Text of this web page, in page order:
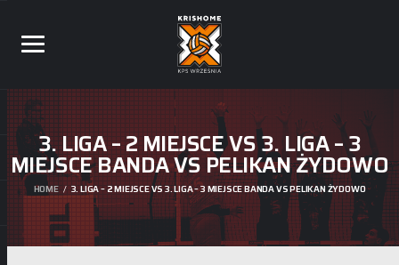
3. LIGA – 2 MIEJSCE VS 3. LIGA – 3
MIEJSCE BANDA VS PELIKAN ŻYDOWO
HOME 3. LIGA – 2 MIEJSCE VS 3. LIGA – 3 MIEJSCE BANDA VS PELIKAN ŻYDOWO